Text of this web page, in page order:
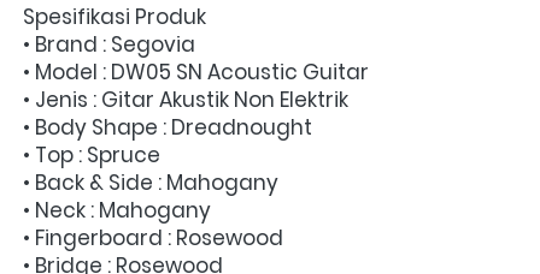
Spesifikasi Produk
• Brand : Segovia
• Model : DW05 SN Acoustic Guitar
• Jenis : Gitar Akustik Non Elektrik
• Body Shape : Dreadnought
• Top : Spruce
• Back & Side : Mahogany
• Neck : Mahogany
• Fingerboard : Rosewood
• Bridge : Rosewood